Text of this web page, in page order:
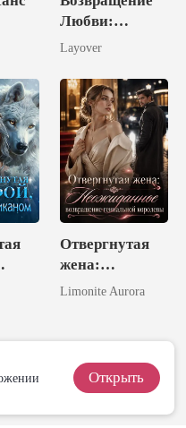
Любви:
Завоевать
Layover
Отвергнутая
жена:
Неожиданное
королевы
Limonite Aurora
Открыть